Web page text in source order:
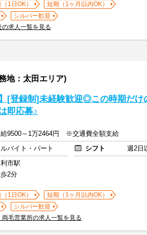
1日OK）
短期（1ヶ月以内OK）
シルバー歓迎
求人一覧を見る
地：太田エリア)
】[登録制]未経験歓迎◎この時期だけ
即応募♪
給9500～1万2464円 ※交通費全額支給
バイト・パート シフト
週2日
市駅
2分
1日OK）
短期（1ヶ月以内OK）
シルバー歓迎
毛営業所の求人一覧を見る